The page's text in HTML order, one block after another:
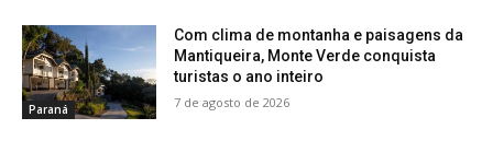
Paraná
Com clima de montanha e paisagens da
Mantiqueira, Monte Verde conquista
turistas o ano inteiro
7 de agosto de 2026